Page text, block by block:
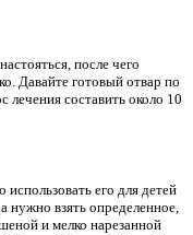
после чего
Давайте готовый отвар по
лечения составить около 10
использовать его для детей
нужно взять определенное,
и мелко нарезанной